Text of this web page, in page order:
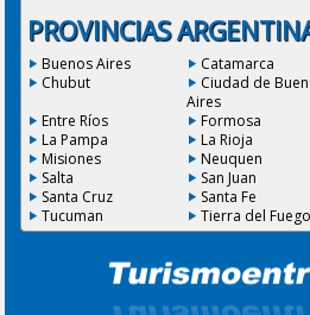
PROVINCIAS
Buenos Aires Catamarca
Chubut
Ciudad de
Aires
Entre Ríos
Formosa
La Pampa
La Rioja
Misiones
Neuquen
Salta
San Juan
Santa Cruz
Santa Fe
Tucuman
Tierra del Fuego